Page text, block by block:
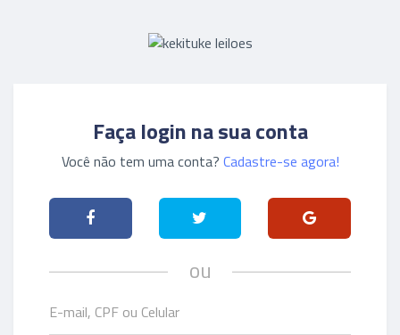
Faça login na sua conta
Você não tem uma conta? Cadastre-se agora!
ou